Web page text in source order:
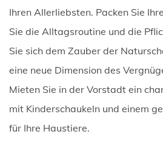
Ihren Allerliebsten. Packen Sie
Sie die Alltagsroutine und die
Sie sich dem Zauber der
eine neue Dimension des
Mieten Sie in der Vorstadt ein
mit Kinderschaukeln und einem
für Ihre Haustiere.